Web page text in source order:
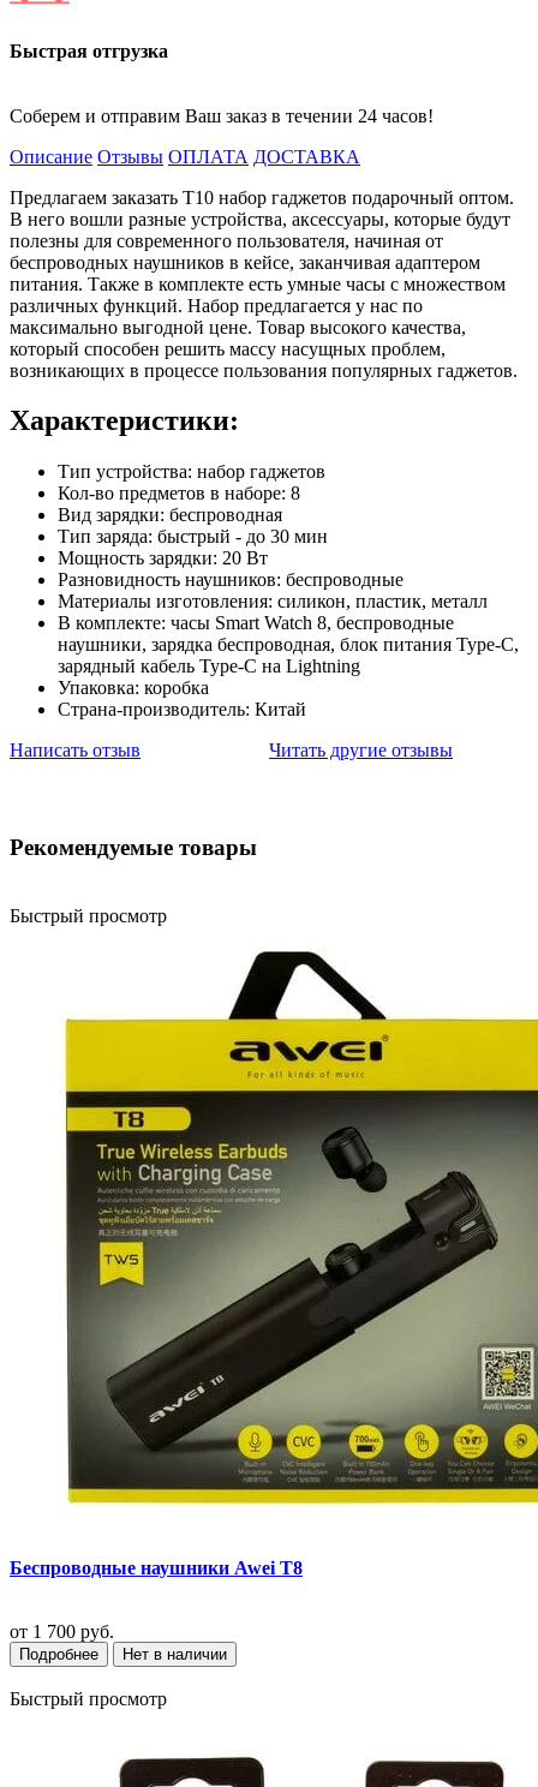
Быстрая отгрузка
Соберем и отправим Ваш заказ в течении 24 часов!
Описание Отзывы ОПЛАТА ДОСТАВКА
Предлагаем заказать T10 набор гаджетов подарочный оптом.
В него вошли разные устройства, аксессуары, которые будут
полезны для современного пользователя, начиная от
беспроводных наушников в кейсе, заканчивая адаптером
питания. Также в комплекте есть умные часы с множеством
различных функций. Набор предлагается у нас по
максимально выгодной цене. Товар высокого качества,
который способен решить массу насущных проблем,
возникающих в процессе пользования популярных гаджетов.
Характеристики:
Тип устройства: набор гаджетов
Кол-во предметов в наборе: 8
Вид зарядки: беспроводная
Тип заряда: быстрый - до 30 мин
Мощность зарядки: 20 Вт
Разновидность наушников: беспроводные
Материалы изготовления: силикон, пластик, металл
В комплекте: часы Smart Watch 8, беспроводные
наушники, зарядка беспроводная, блок питания Type-C,
зарядный кабель Type-C на Lightning
Упаковка: коробка
Страна-производитель: Китай
Написать отзыв
Читать другие отзывы
Рекомендуемые товары
Быстрый просмотр
Беспроводные наушники Awei T8
от 1 700 руб.
Подробнее Нет в наличии
Быстрый просмотр